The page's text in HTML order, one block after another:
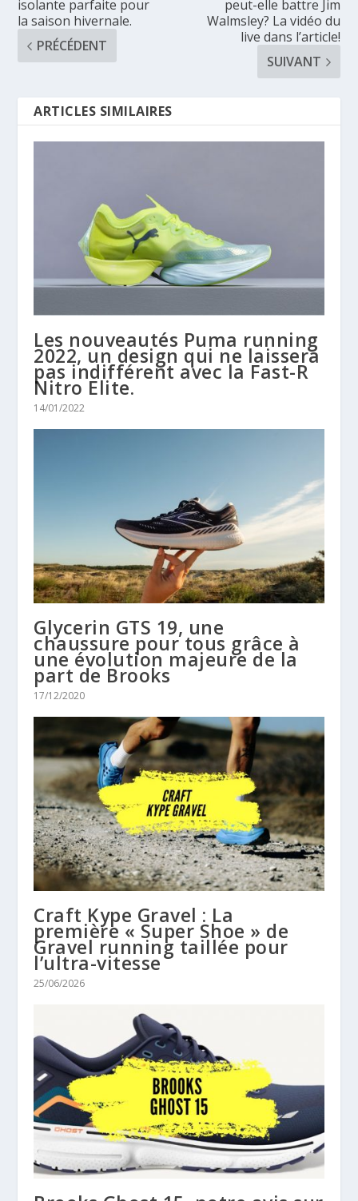
isolante parfaite pour
la saison hivernale.
PRÉCÉDENT
peut-elle battre Jim
Walmsley? La vidéo du
live dans l’article!
SUIVANT
ARTICLES SIMILAIRES
Les nouveautés Puma running
2022, un design qui ne laissera
pas indifférent avec la Fast-R
Nitro Elite.
14/01/2022
Glycerin GTS 19, une
chaussure pour tous grâce à
une évolution majeure de la
part de Brooks
17/12/2020
Craft Kype Gravel : La
première « Super Shoe » de
Gravel running taillée pour
l’ultra-vitesse
25/06/2026